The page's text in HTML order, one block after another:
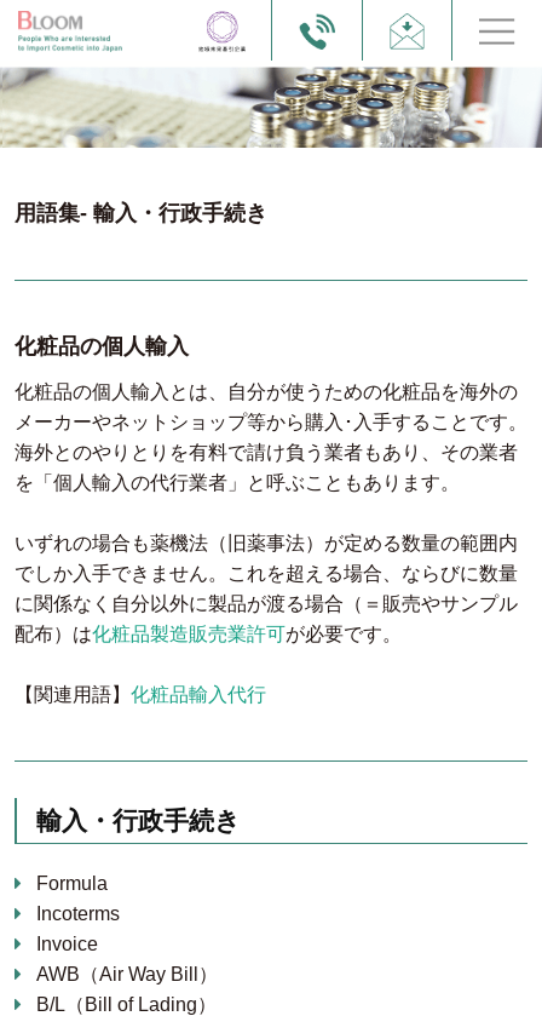
用語集- 輸入・行政手続き
化粧品の個人輸入
化粧品の個人輸入とは、自分が使うための化粧品を海外の
メーカーやネットショップ等から購入･入手することです。
海外とのやりとりを有料で請け負う業者もあり、その業者
を「個人輸入の代行業者」と呼ぶこともあります。
いずれの場合も薬機法（旧薬事法）が定める数量の範囲内
でしか入手できません。これを超える場合、ならびに数量
に関係なく自分以外に製品が渡る場合（＝販売やサンプル
配布）は化粧品製造販売業許可が必要です。
【関連用語】 化粧品輸入代行
輸入・行政手続き
Formula
Incoterms
Invoice
AWB（Air Way Bill）
B/L（Bill of Lading）